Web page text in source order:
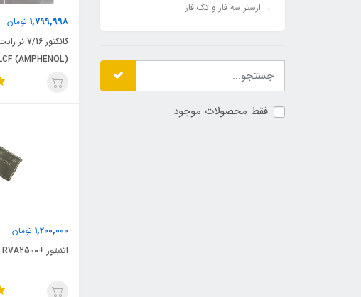
ارستر سه فاز و تک فاز
فقط محصولات موجود
1,799,998 تومان
کانکتور 7/
(AMPHENOL) 1/2LCF
1,200,000 تومان
اتنیتور +RVA2500